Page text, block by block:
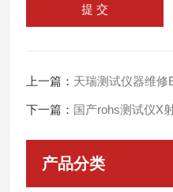
上一篇： 天瑞测试仪器维修
下一篇： 国产rohs测试仪X
产品分类